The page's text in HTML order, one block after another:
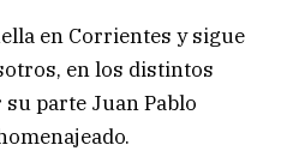
en Corrientes y sigue
en los distintos
parte Juan Pablo